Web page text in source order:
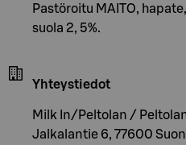
Pastöroitu MAITO,
suola 2, 5%.
Yhteystiedot
Milk In/Peltolan /
Jalkalantie 6, 77600